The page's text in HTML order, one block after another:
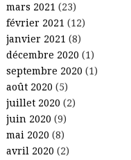
mars 2021 (23)
février 2021 (12)
janvier 2021 (8)
décembre 2020 (1)
septembre 2020 (1)
août 2020 (5)
juillet 2020 (2)
juin 2020 (9)
mai 2020 (8)
avril 2020 (2)